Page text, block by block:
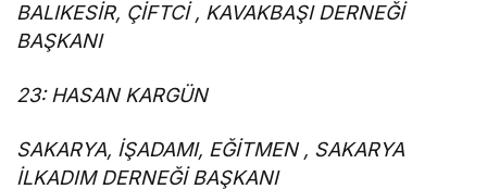
BALIKESİR, ÇİFTCİ , KAVAKBAŞI DERNEĞİ
BAŞKANI
23: HASAN KARGÜN
SAKARYA, İŞADAMI, EĞİTMEN , SAKARYA
İLKADIM DERNEĞİ BAŞKANI